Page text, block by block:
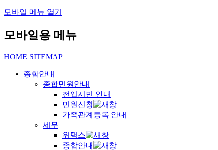
모바일 메뉴 열기
모바일용 메뉴
HOME SITEMAP
종합안내
종합민원안내
전입시민 안내
민원신청
가족관계등록 안내
세무
위택스
종합안내